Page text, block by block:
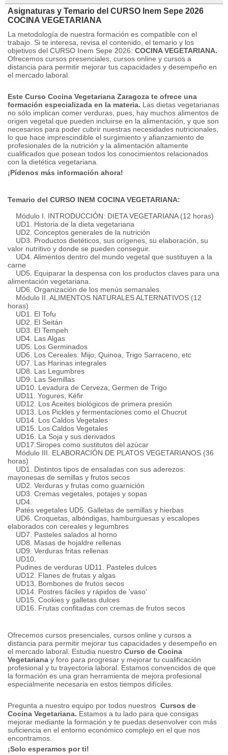
Asignaturas y Temario del CURSO Inem Sepe 2026
COCINA VEGETARIANA
La metodología de nuestra formación es compatible con el
trabajo. Si te interesa, revisa el contenido, el temario y los
objetivos del CURSO Inem Sepe 2026: COCINA VEGETARIANA.
Ofrecemos cursos presenciales, cursos online y cursos a
distancia para permitir mejorar tus capacidades y desempeño en
el mercado laboral.
Este Curso Cocina Vegetariana Zaragoza te ofrece una
formación especializada en la materia. Las dietas vegetarianas
no sólo implican comer verduras, pues, hay muchos alimentos de
origen vegetal que pueden incluirse en la alimentación, y que son
necesarios para poder cubrir nuestras necesidades nutricionales,
lo que hace imprescindible el surgimiento y afianzamiento de
profesionales de la nutrición y la alimentación altamente
cualificados que posean todos los conocimientos relacionados
con la dietética vegetariana.
¡Pídenos más información ahora!
Temario del CURSO INEM COCINA VEGETARIANA:
Módulo I. INTRODUCCIÓN: DIETA VEGETARIANA (12 horas)
UD1. Historia de la dieta vegetariana
UD2. Conceptos generales de la nutrición
UD3. Productos dietéticos, sus orígenes, su elaboración, su
valor nutritivo y donde se pueden conseguir.
UD4. Alimentos dentro del mundo vegetal que sustituyen a la
carne
UD5. Equiparar la despensa con los productos claves para una
alimentación vegetariana.
UD6. Organización de los menús semanales.
Módulo II. ALIMENTOS NATURALES ALTERNATIVOS (12
horas)
UD1. El Tofu
UD2. El Seitán
UD3. El Tempeh
UD4. Las Algas
UD5. Los Germinados
UD6. Los Cereales: Mijo, Quinoa, Trigo Sarraceno, etc
UD7. Las Harinas integrales
UD8. Las Legumbres
UD9. Las Semillas
UD10. Levadura de Cerveza, Germen de Trigo
UD11. Yogures, Kéfir
UD12. Los Aceites biológicos de primera presión
UD13. Los Pickles y fermentaciones como el Chucrut
UD14. Los Caldos Vegetales
UD15. Los Caldos Vegetales
UD16. La Soja y sus derivados
UD17. Siropes como sustitutos del azúcar
Módulo III. ELABORACIÓN DE PLATOS VEGETARIANOS (36
horas)
UD1. Distintos tipos de ensaladas con sus aderezos:
mayonesas de semillas y frutos secos
UD2. Verduras y frutas como guarnición
UD3. Cremas vegetales, potajes y sopas
UD4.
Patés vegetales UD5. Galletas de semillas y hierbas
UD6. Croquetas, albóndigas, hamburguesas y escalopes
elaborados con cereales y legumbres
UD7. Pasteles salados al horno
UD8. Masas de hojaldre rellenas
UD9. Verduras fritas rellenas
UD10.
Pudines de verduras UD11. Pasteles dulces
UD12. Flanes de frutas y algas
UD13. Bombones de frutos secos
UD14. Postres fáciles y rápidos de 'vaso'
UD15. Cookies y galletas dulces
UD16. Frutas confitadas con cremas de frutos secos
Ofrecemos cursos presenciales, cursos online y cursos a
distancia para permitir mejorar tus capacidades y desempeño en
el mercado laboral. Estudia nuestro Curso de Cocina
Vegetariana y foro para progresar y mejorar tu cualificación
profesional y tu trayectoria laboral. Estamos convencidos de que
la formación es una gran herramienta de mejora profesional
especialmente necesaria en estos tiempos difíciles.
Pregunta a nuestro equipo por todos nuestros Cursos de
Cocina Vegetariana. Estamos a tu lado para que consigas
mejorar mediante la formación y te puedas desenvolver con más
suficiencia en el entorno económico complejo en el que nos
encontramos.
¡Solo esperamos por ti!